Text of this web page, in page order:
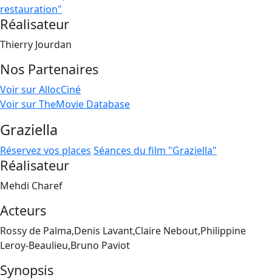
restauration"
Réalisateur
Thierry Jourdan
Nos Partenaires
Voir sur AllocCiné
Voir sur TheMovie Database
Graziella
Réservez vos places Séances du film "Graziella"
Réalisateur
Mehdi Charef
Acteurs
Rossy de Palma,Denis Lavant,Claire Nebout,Philippine
Leroy-Beaulieu,Bruno Paviot
Synopsis